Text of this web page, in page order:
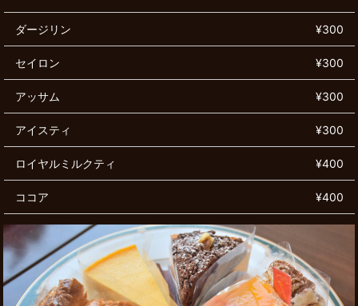
ダージリン ¥300
セイロン ¥300
アッサム ¥300
アイスティ ¥300
ロイヤルミルクティ ¥400
ココア ¥400